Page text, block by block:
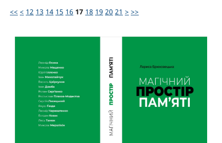
<< < 12 13 14 15 16 17 18 19 20 21 > >>